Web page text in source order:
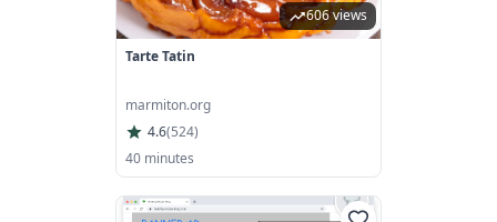
606 views
Tarte Tatin
marmiton.org
4.6(524)
40 minutes